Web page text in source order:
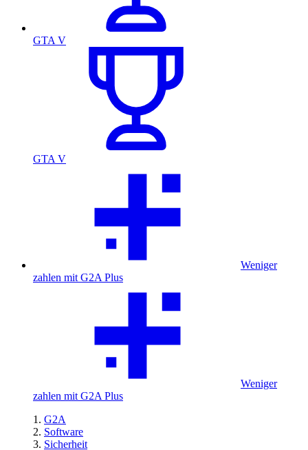
GTA V
GTA V
Weniger
zahlen mit G2A Plus
Weniger
zahlen mit G2A Plus
G2A
Software
Sicherheit